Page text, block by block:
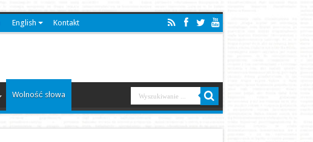
English Kontakt
Wolność słowa